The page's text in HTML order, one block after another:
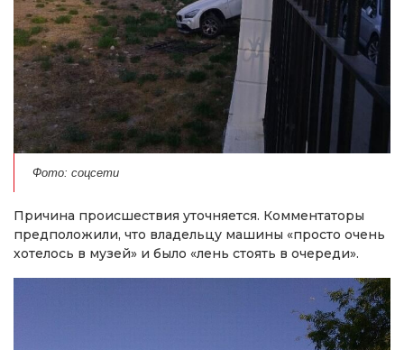
Фото: соцсети
Причина происшествия уточняется. Комментаторы
предположили, что владельцу машины «просто очень
хотелось в музей» и было «лень стоять в очереди».